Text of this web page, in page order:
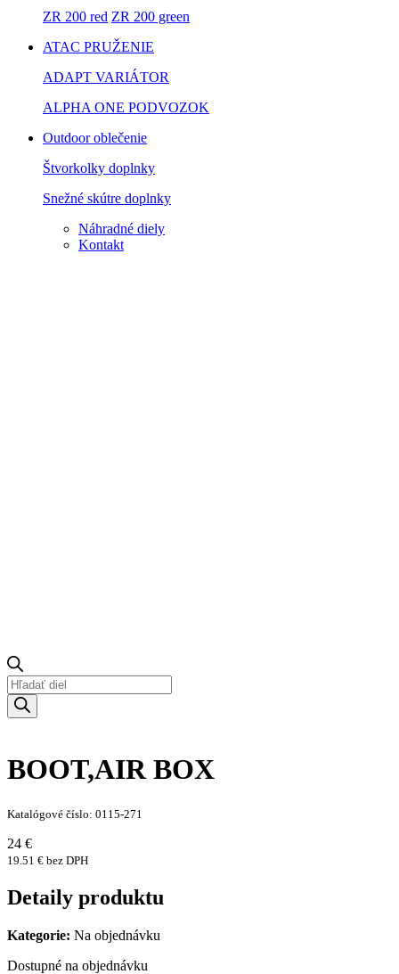
ZR 200 red ZR 200 green
ATAC PRUŽENIE
ADAPT VARIÁTOR
ALPHA ONE PODVOZOK
Outdoor oblečenie
Štvorkolky doplnky
Snežné skútre doplnky
Náhradné diely
Kontakt
Products
search
BOOT,AIR BOX
Katalógové číslo: 0115-271
24 €
19.51 € bez DPH
Detaily produktu
Kategorie: Na objednávku
Dostupné na objednávku